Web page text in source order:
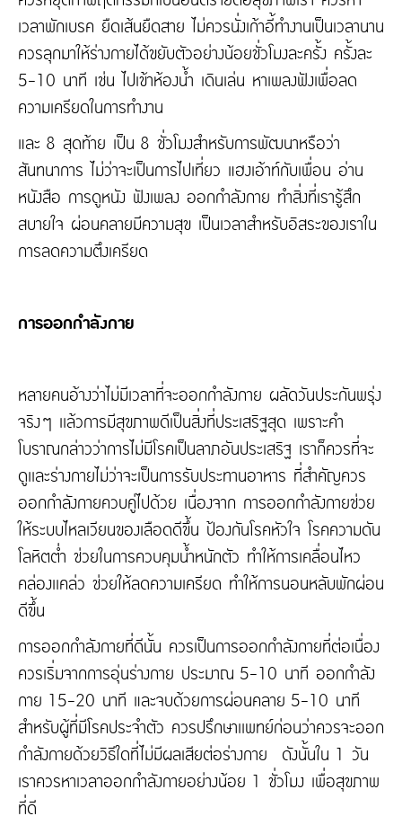
เวลาพักเบรค ยืดเส้นยืดสาย ไม่ควรนั่งเก้าอี้ทำงานเป็นเวลานาน
ควรลุกมาให้ร่างกายได้ขยับตัวอย่างน้อยชั่วโมงละครั้ง ครั้งละ
5-10 นาที เช่น ไปเข้าห้องน้ำ เดินเล่น หาเพลงฟังเพื่อลด
ความเครียดในการทำงาน
และ 8 สุดท้าย เป็น 8 ชั่วโมงสำหรับการพัฒนาหรือว่า
สันทนาการ ไม่ว่าจะเป็นการไปเที่ยว แฮงเอ้าท์กับเพื่อน อ่าน
หนังสือ การดูหนัง ฟังเพลง ออกกำลังกาย ทำสิ่งที่เรารู้สึก
สบายใจ ผ่อนคลายมีความสุข เป็นเวลาสำหรับอิสระของเราใน
การลดความตึงเครียด
การออกกำลังกาย
หลายคนอ้างว่าไม่มีเวลาที่จะออกกำลังกาย ผลัดวันประกันพรุ่ง
จริงๆ เเล้วการมีสุขภาพดีเป็นสิ่งที่ประเสริฐสุด เพราะคำ
โบราณกล่าวว่าการไม่มีโรคเป็นลาภอันประเสริฐ เราก็ควรที่จะ
ดูเเละร่างกายไม่ว่าจะเป็นการรับประทานอาหาร ที่สำคัญควร
ออกกำลังกายควบคู่ไปด้วย เนื่องจาก การออกกำลังกายช่วย
ให้ระบบไหลเวียนของเลือดดีขึ้น ป้องกันโรคหัวใจ โรคความดัน
โลหิตต่ำ ช่วยในการควบคุมน้ำหนักตัว ทำให้การเคลื่อนไหว
คล่องเเคล่ว ช่วยให้ลดความเครียด ทำให้การนอนหลับพักผ่อน
ดีขึ้น
การออกกำลังกายที่ดีนั้น ควรเป็นการออกกำลังกายที่ต่อเนื่อง
ควรเริ่มจากการอุ่นร่างกาย ประมาณ 5-10 นาที ออกกำลัง
กาย 15-20 นาที และจบด้วยการผ่อนคลาย 5-10 นาที
สำหรับผู้ที่มีโรคประจำตัว ควรปรึกษาเเพทย์ก่อนว่าควรจะออก
กำลังกายด้วยวิธีใดที่ไม่มีผลเสียต่อร่างกาย ดังนั้นใน 1 วัน
เราควรหาเวลาออกกำลังกายอย่างน้อย 1 ชั่วโมง เพื่อสุขภาพ
ที่ดี